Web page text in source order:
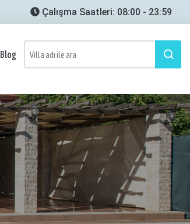
Çalışma Saatleri: 08:00 - 23:59
Blog